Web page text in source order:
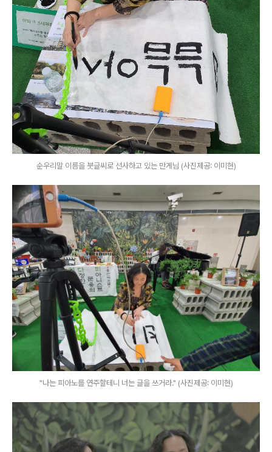
순우리말 이름을 붓글씨로 선사하고 있는 만게님 (사진제공: 이미현)
"나는 피아노를 연주할테니 너는 글을 쓰거라." (사진제공: 이미현)